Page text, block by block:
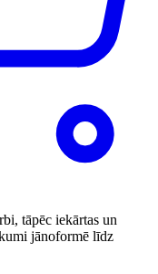
tāpēc iekārtas un
jānoformē līdz